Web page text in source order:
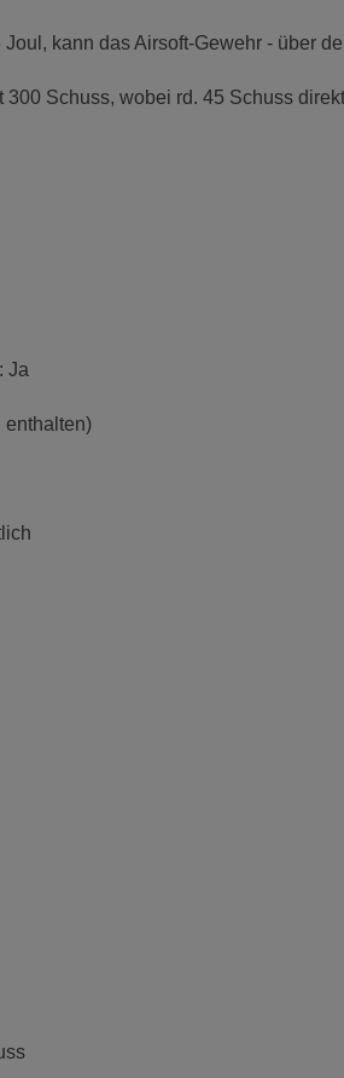
kann das Airsoft-Gewehr - über
Schuss, wobei rd. 45 Schuss
Ja
enthalten)